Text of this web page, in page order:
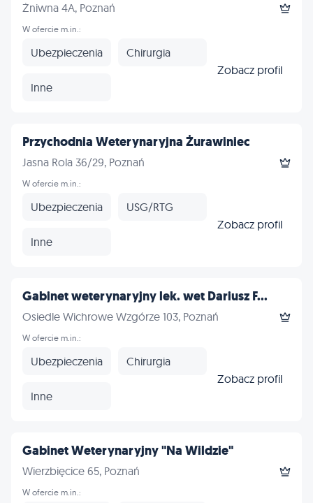
Żniwna 4A, Poznań
W ofercie m.in.:
Ubezpieczenia Chirurgia
Inne
Zobacz profil
Przychodnia Weterynaryjna Żurawiniec
Jasna Rola 36/29, Poznań
W ofercie m.in.:
Ubezpieczenia USG/RTG
Inne
Zobacz profil
Gabinet weterynaryjny lek. wet Dariusz F...
Osiedle Wichrowe Wzgórze 103, Poznań
W ofercie m.in.:
Ubezpieczenia Chirurgia
Inne
Zobacz profil
Gabinet Weterynaryjny "Na Wildzie"
Wierzbięcice 65, Poznań
W ofercie m.in.: